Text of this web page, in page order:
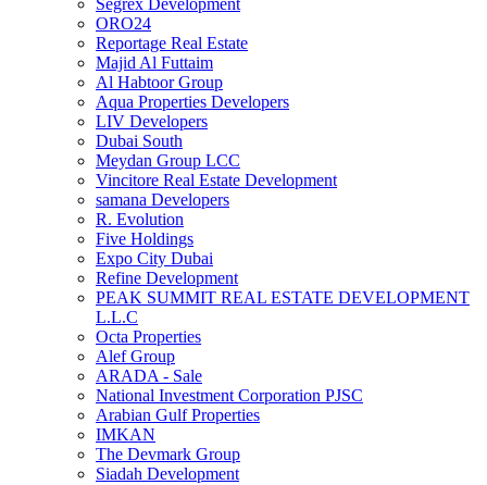
Segrex Development
ORO24
Reportage Real Estate
Majid Al Futtaim
Al Habtoor Group
Aqua Properties Developers
LIV Developers
Dubai South
Meydan Group LCC
Vincitore Real Estate Development
samana Developers
R. Evolution
Five Holdings
Expo City Dubai
Refine Development
PEAK SUMMIT REAL ESTATE DEVELOPMENT
L.L.C
Octa Properties
Alef Group
ARADA - Sale
National Investment Corporation PJSC
Arabian Gulf Properties
IMKAN
The Devmark Group
Siadah Development